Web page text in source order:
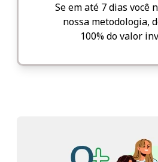
Se em até 7 dias você
nossa metodologia,
100% do valor